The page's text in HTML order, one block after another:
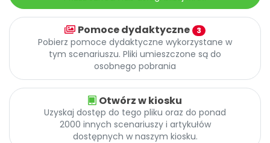
Pomoc
Promocje
Pomoce dydaktyczne 3
Pobierz pomoce dydaktyczne wykorzystane w
tym scenariuszu. Pliki umieszczone są do
osobnego pobrania
Otwórz w kiosku
Uzyskaj dostęp do tego pliku oraz do ponad
2000 innych scenariuszy i artykułów
dostępnych w naszym kiosku.